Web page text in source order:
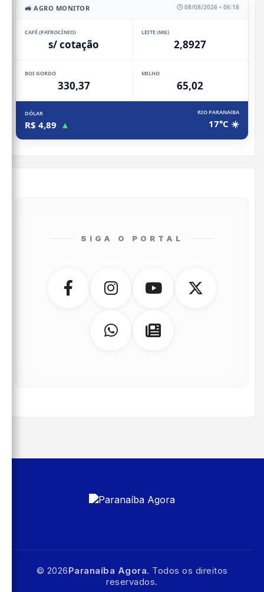
🚜 AGRO MONITOR 🕒 08/08/2026 • 06:18
CAFÉ (PATROCÍNIO)
s/ cotação
LEITE (MG)
2,8927
BOI GORDO
330,37
MILHO
65,02
DÓLAR
R$ 4,89 ▲
RIO PARANAíBA
17°C ☀️
SIGA O PORTAL
© 2026Paranaíba Agora. Todos os direitos
reservados.